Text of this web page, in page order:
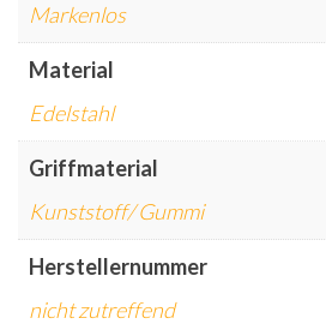
Markenlos
Material
Edelstahl
Griffmaterial
Kunststoff/ Gummi
Herstellernummer
nicht zutreffend